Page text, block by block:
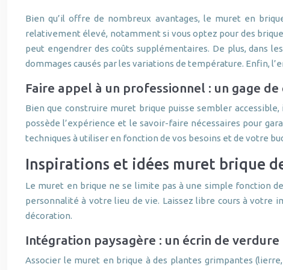
Bien qu’il offre de nombreux avantages, le muret en
relativement élevé, notamment si vous optez pour des
peut engendrer des coûts supplémentaires. De plus, dans
dommages causés par les variations de température. Enfin,
Faire appel à un professionnel : un gage
Bien que construire muret brique puisse sembler
possède l’expérience et le savoir-faire nécessaires pour
techniques à utiliser en fonction de vos besoins et de votre
Inspirations et idées muret brique
Le muret en brique ne se limite pas à une simple fonction
personnalité à votre lieu de vie. Laissez libre cours à votre
décoration.
Intégration paysagère : un écrin de verdure
Associer le muret en brique à des plantes grimpantes